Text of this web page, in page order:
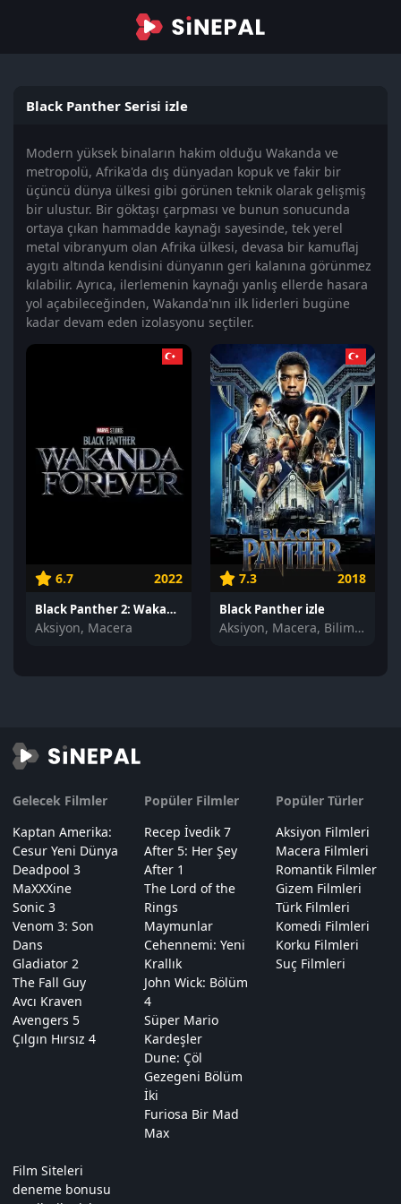
Black Panther Serisi izle
Modern yüksek binaların hakim olduğu Wakanda ve
metropolü, Afrika'da dış dünyadan kopuk ve fakir bir
üçüncü dünya ülkesi gibi görünen teknik olarak gelişmiş
bir ulustur. Bir göktaşı çarpması ve bunun sonucunda
ortaya çıkan hammadde kaynağı sayesinde, tek yerel
metal vibranyum olan Afrika ülkesi, devasa bir kamuflaj
aygıtı altında kendisini dünyanın geri kalanına görünmez
kılabilir. Ayrıca, ilerlemenin kaynağı yanlış ellerde hasara
yol açabileceğinden, Wakanda'nın ilk liderleri bugüne
kadar devam eden izolasyonu seçtiler.
6.7 2022
Black Panther 2: Wakanda Forever izle
Aksiyon, Macera
7.3 2018
Black Panther izle
Aksiyon, Macera, Bilim Kurgu
Gelecek Filmler
Kaptan Amerika:
Cesur Yeni Dünya
Deadpool 3
MaXXXine
Sonic 3
Venom 3: Son
Dans
Gladiator 2
The Fall Guy
Avcı Kraven
Avengers 5
Çılgın Hırsız 4
Popüler Filmler
Recep İvedik 7
After 5: Her Şey
After 1
The Lord of the
Rings
Maymunlar
Cehennemi: Yeni
Krallık
John Wick: Bölüm
4
Süper Mario
Kardeşler
Dune: Çöl
Gezegeni Bölüm
İki
Furiosa Bir Mad
Max
Popüler Türler
Aksiyon Filmleri
Macera Filmleri
Romantik Filmler
Gizem Filmleri
Türk Filmleri
Komedi Filmleri
Korku Filmleri
Suç Filmleri
Film Siteleri
deneme bonusu